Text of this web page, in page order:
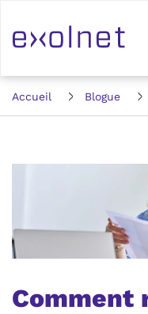
Accueil Blogue
Comment